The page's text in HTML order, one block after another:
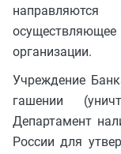
осуществляющее
организации.
Учреждение
гашении
Департамент
России для